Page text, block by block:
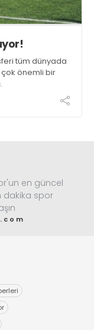
tüm dünyada
önemli bir
en güncel
dakika spor